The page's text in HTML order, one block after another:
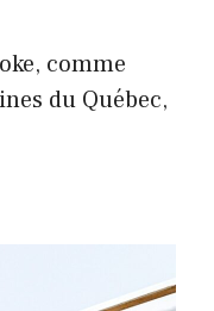
comme
du Québec,